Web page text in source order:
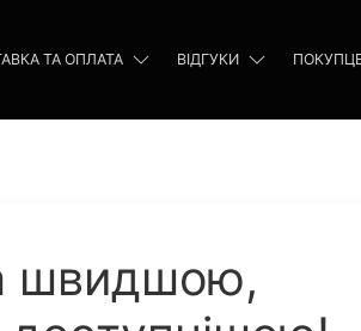
ТА ОПЛАТА ВІДГУКИ
швидшою,